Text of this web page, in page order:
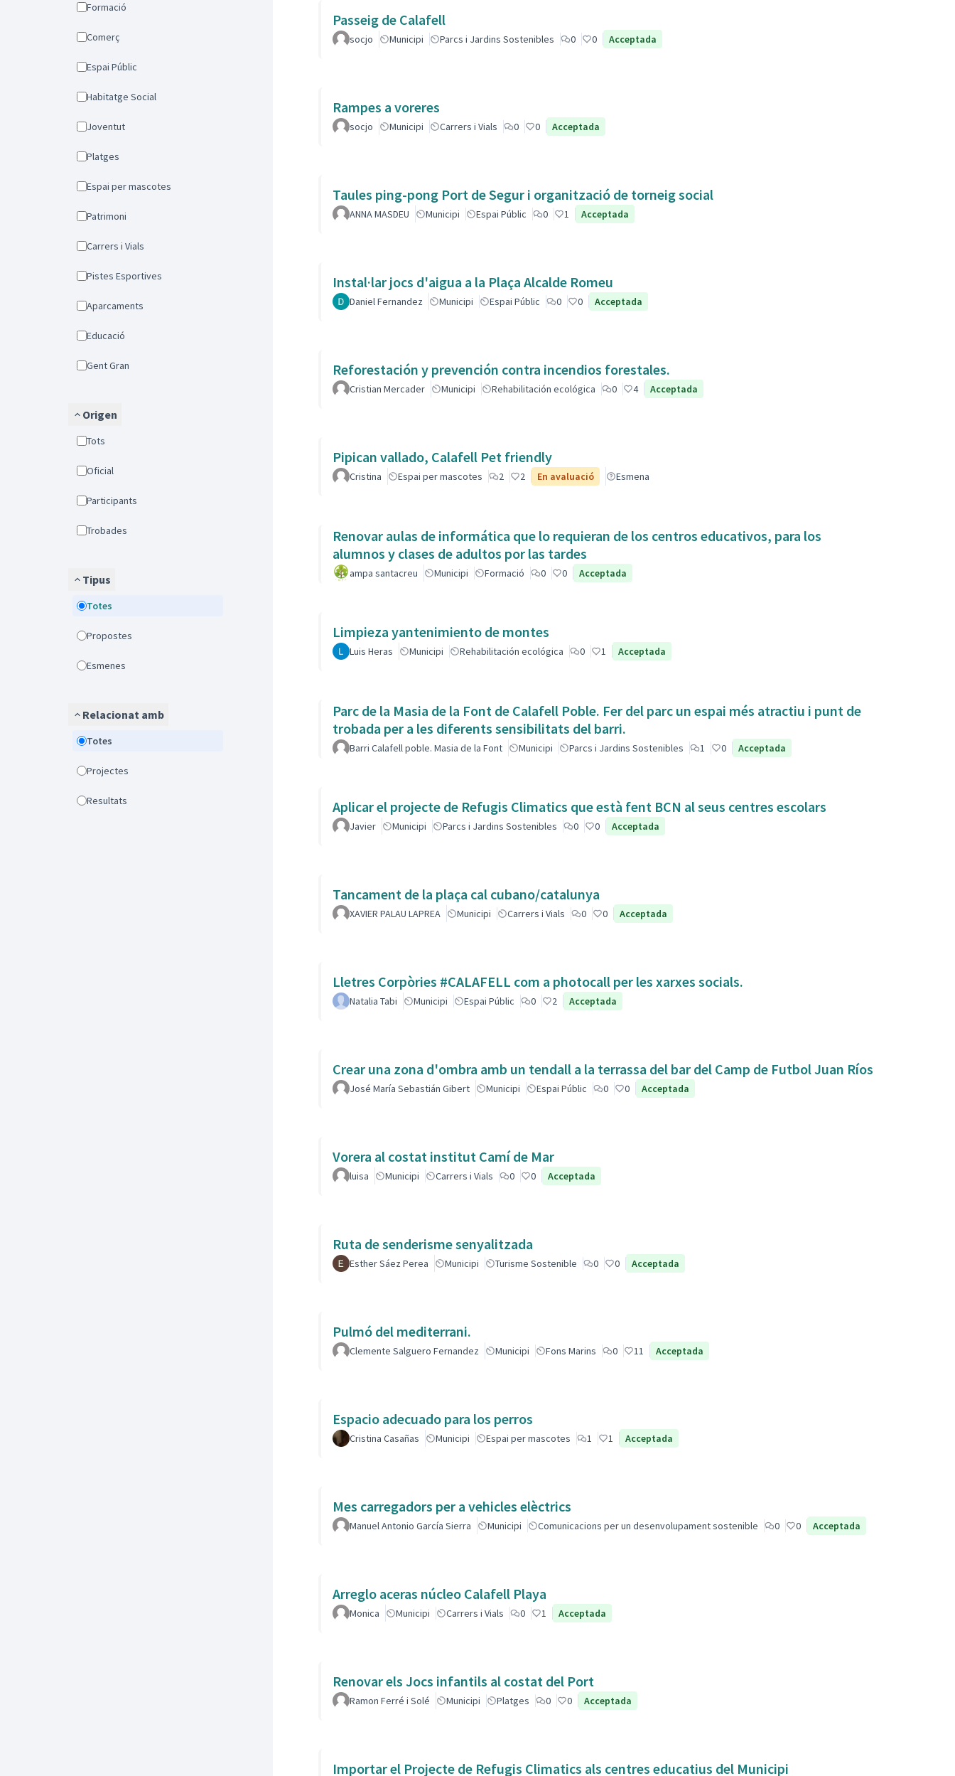
Formació
Comerç
Espai Públic
Habitatge Social
Joventut
Platges
Espai per mascotes
Patrimoni
Carrers i Vials
Pistes Esportives
Aparcaments
Educació
Gent Gran
Origen
Tots
Oficial
Participants
Trobades
Tipus
Totes
Propostes
Esmenes
Relacionat amb
Totes
Projectes
Resultats
Passeig de Calafell
socjo Municipi Parcs i Jardins Sostenibles 0 0 Acceptada
Rampes a voreres
socjo Municipi Carrers i Vials 0 0 Acceptada
Taules ping-pong Port de Segur i organització de torneig social
ANNA MASDEU Municipi Espai Públic 0 1 Acceptada
Instal·lar jocs d'aigua a la Plaça Alcalde Romeu
Daniel Fernandez Municipi Espai Públic 0 0 Acceptada
Reforestación y prevención contra incendios forestales.
Cristian Mercader Municipi Rehabilitación ecológica 0 4 Acceptada
Pipican vallado, Calafell Pet friendly
Cristina Espai per mascotes 2 2 En avaluació Esmena
Renovar aulas de informática que lo requieran de los centros educativos, para los
alumnos y clases de adultos por las tardes
ampa santacreu Municipi Formació 0 0 Acceptada
Limpieza yantenimiento de montes
Luis Heras Municipi Rehabilitación ecológica 0 1 Acceptada
Parc de la Masia de la Font de Calafell Poble. Fer del parc un espai més atractiu i punt de
trobada per a les diferents sensibilitats del barri.
Barri Calafell poble. Masia de la Font Municipi Parcs i Jardins Sostenibles 1 0 Acceptada
Aplicar el projecte de Refugis Climatics que està fent BCN al seus centres escolars
Javier Municipi Parcs i Jardins Sostenibles 0 0 Acceptada
Tancament de la plaça cal cubano/catalunya
XAVIER PALAU LAPREA Municipi Carrers i Vials 0 0 Acceptada
Lletres Corpòries #CALAFELL com a photocall per les xarxes socials.
Natalia Tabi Municipi Espai Públic 0 2 Acceptada
Crear una zona d'ombra amb un tendall a la terrassa del bar del Camp de Futbol Juan Ríos
José María Sebastián Gibert Municipi Espai Públic 0 0 Acceptada
Vorera al costat institut Camí de Mar
luisa Municipi Carrers i Vials 0 0 Acceptada
Ruta de senderisme senyalitzada
Esther Sáez Perea Municipi Turisme Sostenible 0 0 Acceptada
Pulmó del mediterrani.
Clemente Salguero Fernandez Municipi Fons Marins 0 11 Acceptada
Espacio adecuado para los perros
Cristina Casañas Municipi Espai per mascotes 1 1 Acceptada
Mes carregadors per a vehicles elèctrics
Manuel Antonio García Sierra Municipi Comunicacions per un desenvolupament sostenible 0 0 Acceptada
Arreglo aceras núcleo Calafell Playa
Monica Municipi Carrers i Vials 0 1 Acceptada
Renovar els Jocs infantils al costat del Port
Ramon Ferré i Solé Municipi Platges 0 0 Acceptada
Importar el Projecte de Refugis Climatics als centres educatius del Municipi